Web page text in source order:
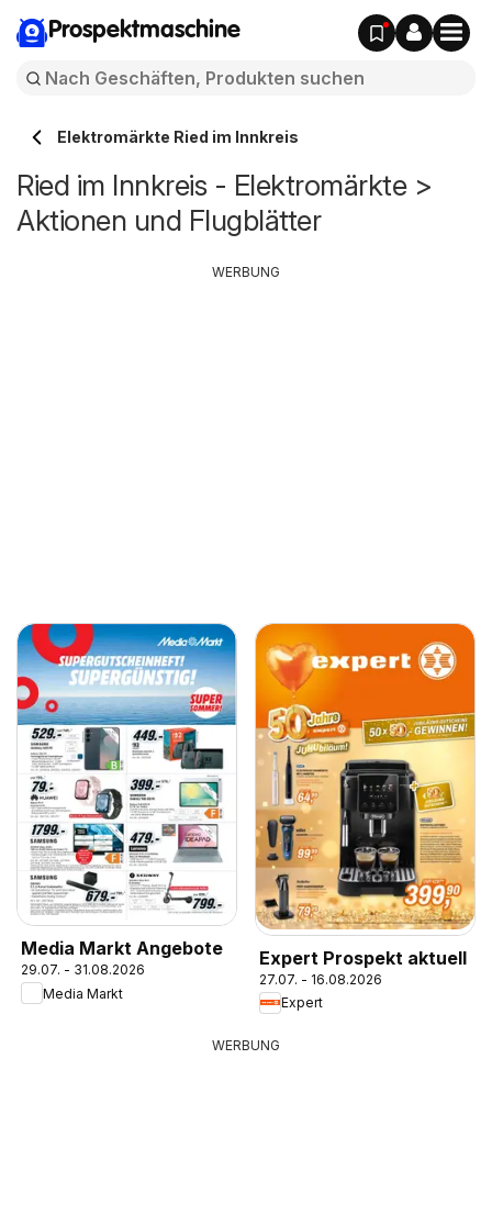
Prospektmaschine
Elektromärkte Ried im Innkreis
Ried im Innkreis - Elektromärkte >
Aktionen und Flugblätter
Media Markt Angebote
29.07. - 31.08.2026
Media Markt
Expert Prospekt aktuell
27.07. - 16.08.2026
Expert
WERBUNG
WERBUNG